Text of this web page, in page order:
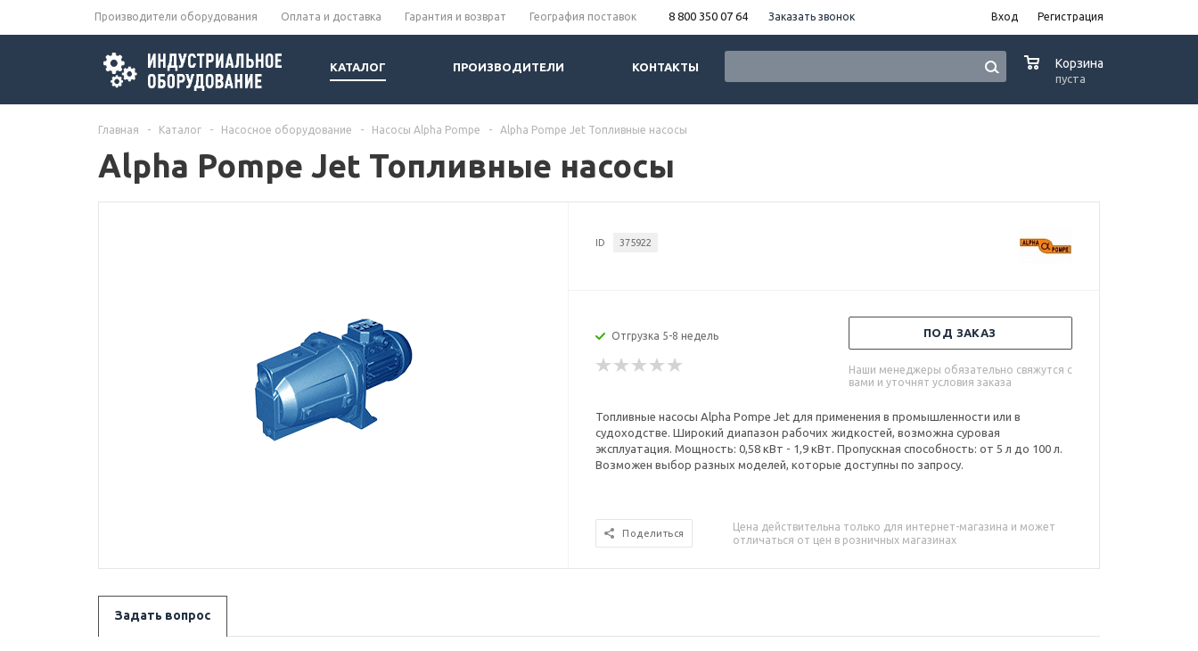
Производители оборудования Оплата и доставка Гарантия и возврат География поставок 8 800 350 07 64 Заказать звонок Вход Регистрация
КАТАЛОГ ПРОИЗВОДИТЕЛИ КОНТАКТЫ Корзина
пуста
Главная - Каталог - Насосное оборудование - Насосы Alpha Pompe - Alpha Pompe Jet Топливные насосы
Alpha Pompe Jet Топливные насосы
ID 375922
Отгрузка 5-8 недель ПОД ЗАКАЗ
Наши менеджеры обязательно свяжутся с
вами и уточнят условия заказа
Топливные насосы Alpha Pompe Jet для применения в промышленности или в
судоходстве. Широкий диапазон рабочих жидкостей, возможна суровая
эксплуатация. Мощность: 0,58 кВт - 1,9 кВт. Пропускная способность: от 5 л до 100 л.
Возможен выбор разных моделей, которые доступны по запросу.
Поделиться
Цена действительна только для интернет-магазина и может
отличаться от цен в розничных магазинах
Задать вопрос